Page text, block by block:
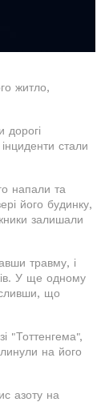
житло,
дорогі
стали
напали та
його будинку,
залишали
травму, і
У ще одному
що
"Тоттенгема",
на його
азоту на